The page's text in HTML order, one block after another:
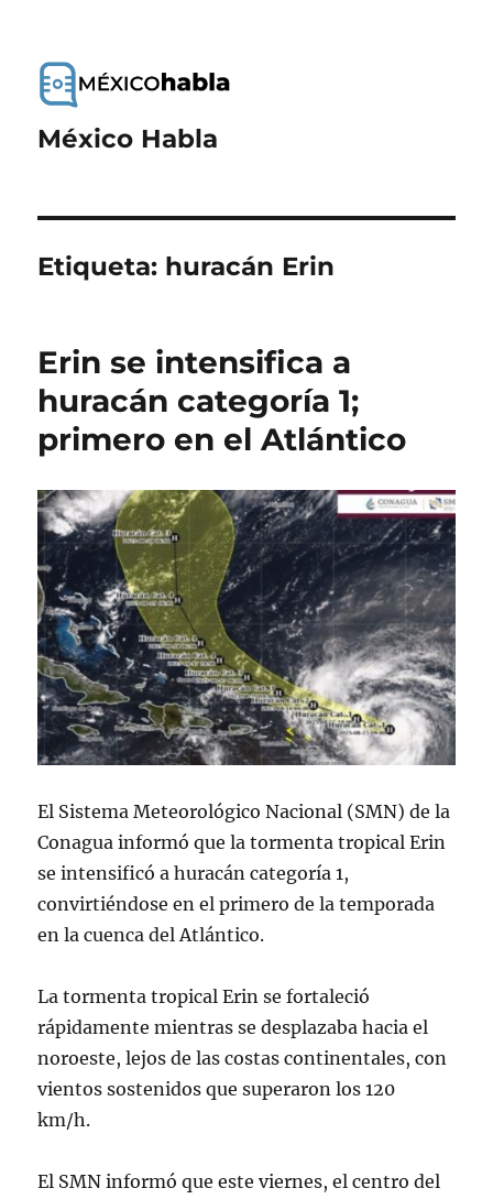
México Habla
Etiqueta: huracán Erin
Erin se intensifica a
huracán categoría 1;
primero en el Atlántico
El Sistema Meteorológico Nacional (SMN) de la
Conagua informó que la tormenta tropical Erin
se intensificó a huracán categoría 1,
convirtiéndose en el primero de la temporada
en la cuenca del Atlántico.
La tormenta tropical Erin se fortaleció
rápidamente mientras se desplazaba hacia el
noroeste, lejos de las costas continentales, con
vientos sostenidos que superaron los 120
km/h.
El SMN informó que este viernes, el centro del